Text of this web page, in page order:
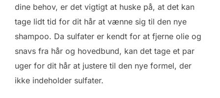
dine behov, er det vigtigt at huske på, at det kan
tage lidt tid for dit hår at vænne sig til den nye
shampoo. Da sulfater er kendt for at fjerne olie og
snavs fra hår og hovedbund, kan det tage et par
uger for dit hår at justere til den nye formel, der
ikke indeholder sulfater.